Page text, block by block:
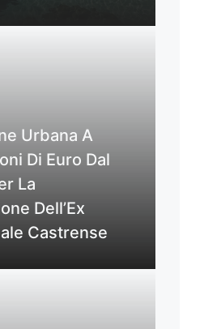
Urbana A
Di Euro Dal
La
Dell’Ex
Castrense